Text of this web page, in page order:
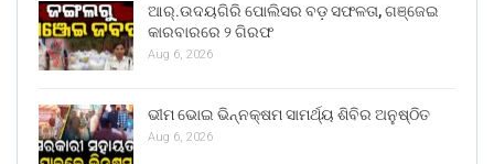
ଆର୍.ଉଦୟଗିରି ପୋଲିସର ବଡ଼ ସଫଳତା, ଗଞ୍ଜେଇ
କାରବାରରେ ୨ ଗିରଫ
Aug 6, 2026
ଭୀମ ଭୋଇ ଭିନ୍ନକ୍ଷମ ସାମର୍ଥ୍ୟ ଶିବିର ଅନୁଷ୍ଠିତ
Aug 6, 2026